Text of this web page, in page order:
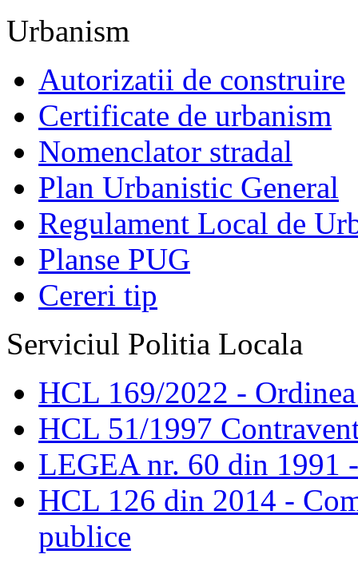
Urbanism
Autorizatii de construire
Certificate de urbanism
Nomenclator stradal
Plan Urbanistic General
Regulament Local de
Planse PUG
Cereri tip
Serviciul Politia Locala
HCL 169/2022 -
HCL 51/1997
LEGEA nr. 60 din 1991
HCL 126 din 2014 -
publice